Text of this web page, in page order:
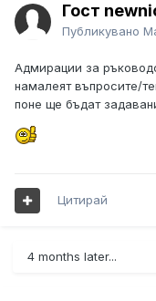
Гост
Публикувано
Адмирации за
намалеят въпросите/
поне ще бъдат
Цитирай
4 months later...